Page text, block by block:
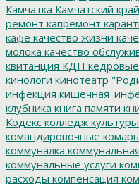
Камчатка Камчатский край
ремонт капремонт
кафе качество жизни
молока качество
квитанция КДН
кинологи кинотеатр
инфекция
клубника книга памяти
Кодекс колледж культуры
командировочные
коммуналка
коммунальные услуги
расходы компенсация